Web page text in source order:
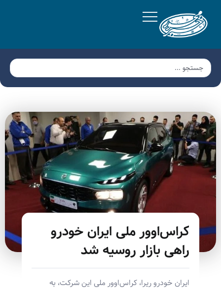
کراس‌اوور ملی ایران خودرو
راهی بازار روسیه شد
ایران خودرو ریرا، کراس‌اوور ملی این شرکت، به